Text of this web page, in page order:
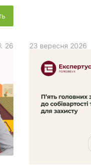
26 23 вересня 2026